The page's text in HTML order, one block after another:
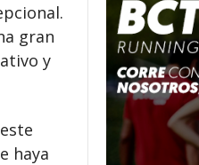
gran
y
haya